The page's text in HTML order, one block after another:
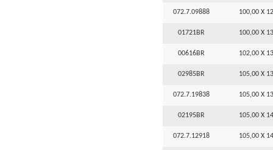
072.7.09888 100,00 X
01721BR 100,00 X
00616BR 102,00 X
02985BR 105,00 X
072.7.19838 105,00 X
02195BR 105,00 X
072.7.12918 105,00 X